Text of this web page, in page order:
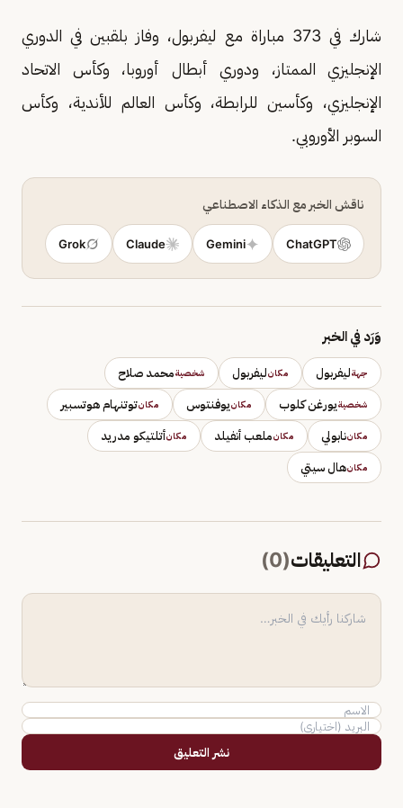
شارك في 373 مباراة مع ليفربول، وفاز بلقبين في الدوري
الإنجليزي الممتاز، ودوري أبطال أوروبا، وكأس الاتحاد
الإنجليزي، وكأسين للرابطة، وكأس العالم للأندية، وكأس
السوبر الأوروبي.
ناقش الخبر مع الذكاء الاصطناعي
ChatGPT
Gemini
Claude
Grok
وَرَد في الخبر
جهةليفربول مكانليفربول شخصيةمحمد صلاح
شخصيةيورغن كلوب مكانيوفنتوس مكانتوتنهام هوتسبير
مكاننابولي مكانملعب أنفيلد مكانأتلتيكو مدريد
مكانهال سيتي
التعليقات(
0
)
نشر التعليق